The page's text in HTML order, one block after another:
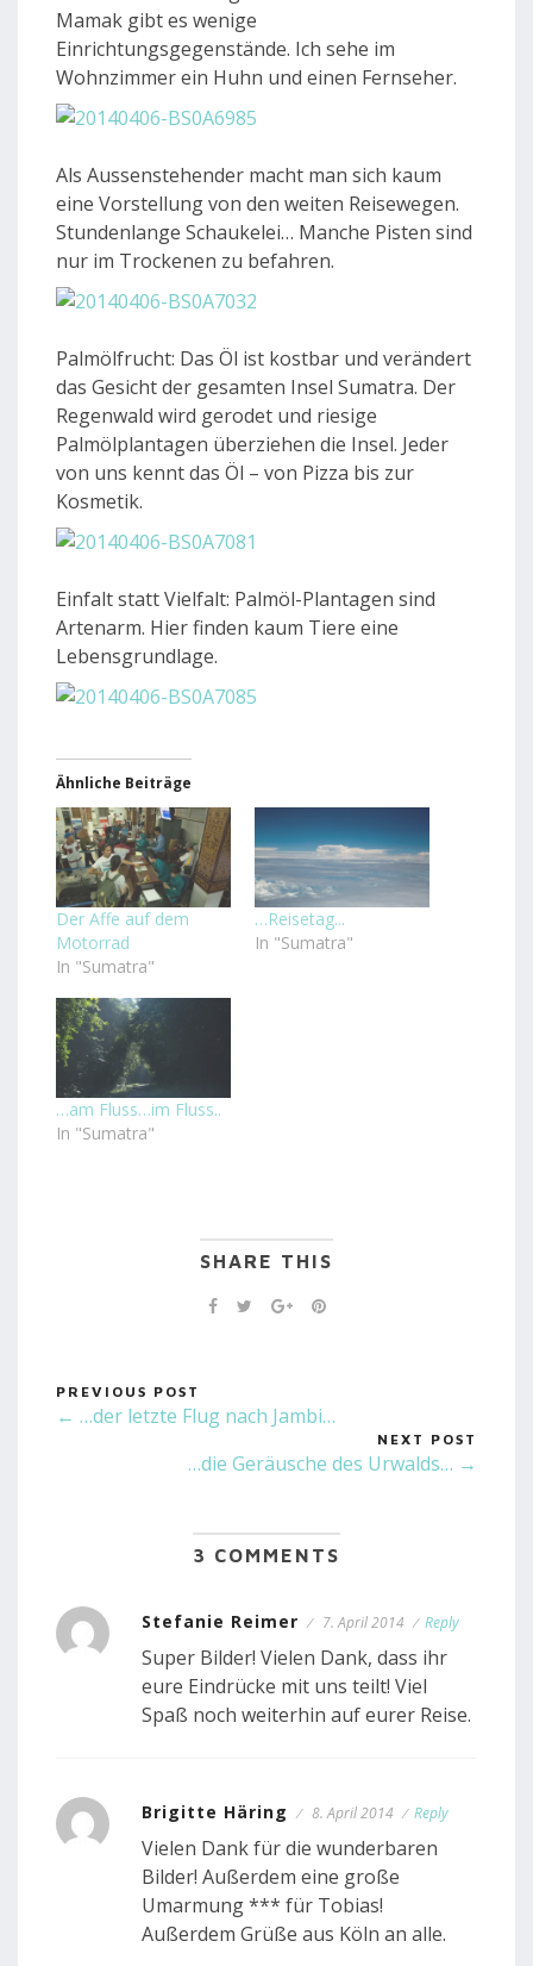
Mamak gibt es wenige
Einrichtungsgegenstände. Ich sehe im
Wohnzimmer ein Huhn und einen Fernseher.
Als Aussenstehender macht man sich kaum
eine Vorstellung von den weiten Reisewegen.
Stundenlange Schaukelei… Manche Pisten sind
nur im Trockenen zu befahren.
Palmölfrucht: Das Öl ist kostbar und verändert
das Gesicht der gesamten Insel Sumatra. Der
Regenwald wird gerodet und riesige
Palmölplantagen überziehen die Insel. Jeder
von uns kennt das Öl – von Pizza bis zur
Kosmetik.
Einfalt statt Vielfalt: Palmöl-Plantagen sind
Artenarm. Hier finden kaum Tiere eine
Lebensgrundlage.
Ähnliche Beiträge
Der Affe auf dem
Motorrad
In "Sumatra"
…Reisetag...
In "Sumatra"
…am Fluss…im Fluss..
In "Sumatra"
SHARE THIS
PREVIOUS POST
← …der letzte Flug nach Jambi…
NEXT POST
…die Geräusche des Urwalds… →
3 COMMENTS
Stefanie Reimer 7. April 2014 Reply
Super Bilder! Vielen Dank, dass ihr
eure Eindrücke mit uns teilt! Viel
Spaß noch weiterhin auf eurer Reise.
Brigitte Häring 8. April 2014 Reply
Vielen Dank für die wunderbaren
Bilder! Außerdem eine große
Umarmung *** für Tobias!
Außerdem Grüße aus Köln an alle.